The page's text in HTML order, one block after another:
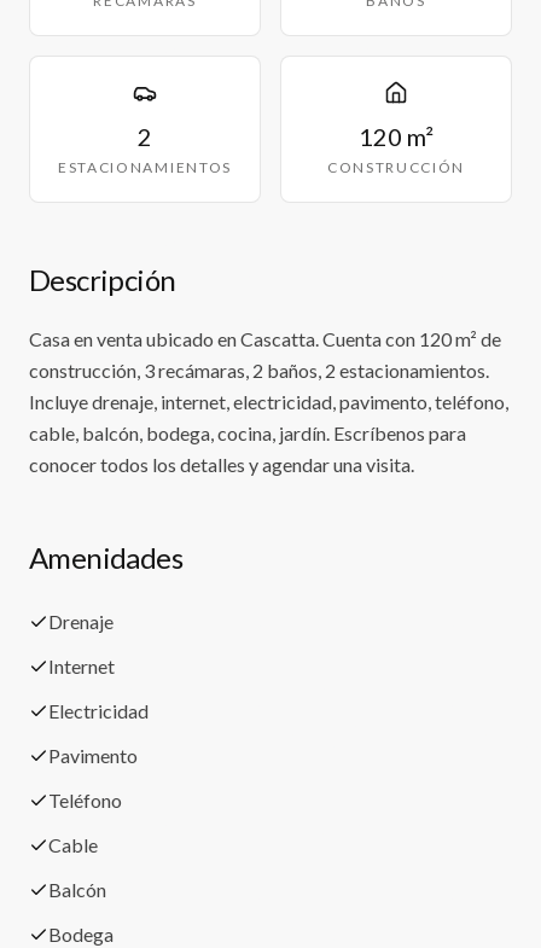
2
ESTACIONAMIENTOS
120 m²
CONSTRUCCIÓN
Descripción
Casa en venta ubicado en Cascatta. Cuenta con 120 m² de
construcción, 3 recámaras, 2 baños, 2 estacionamientos.
Incluye drenaje, internet, electricidad, pavimento, teléfono,
cable, balcón, bodega, cocina, jardín. Escríbenos para
conocer todos los detalles y agendar una visita.
Amenidades
Drenaje
Internet
Electricidad
Pavimento
Teléfono
Cable
Balcón
Bodega